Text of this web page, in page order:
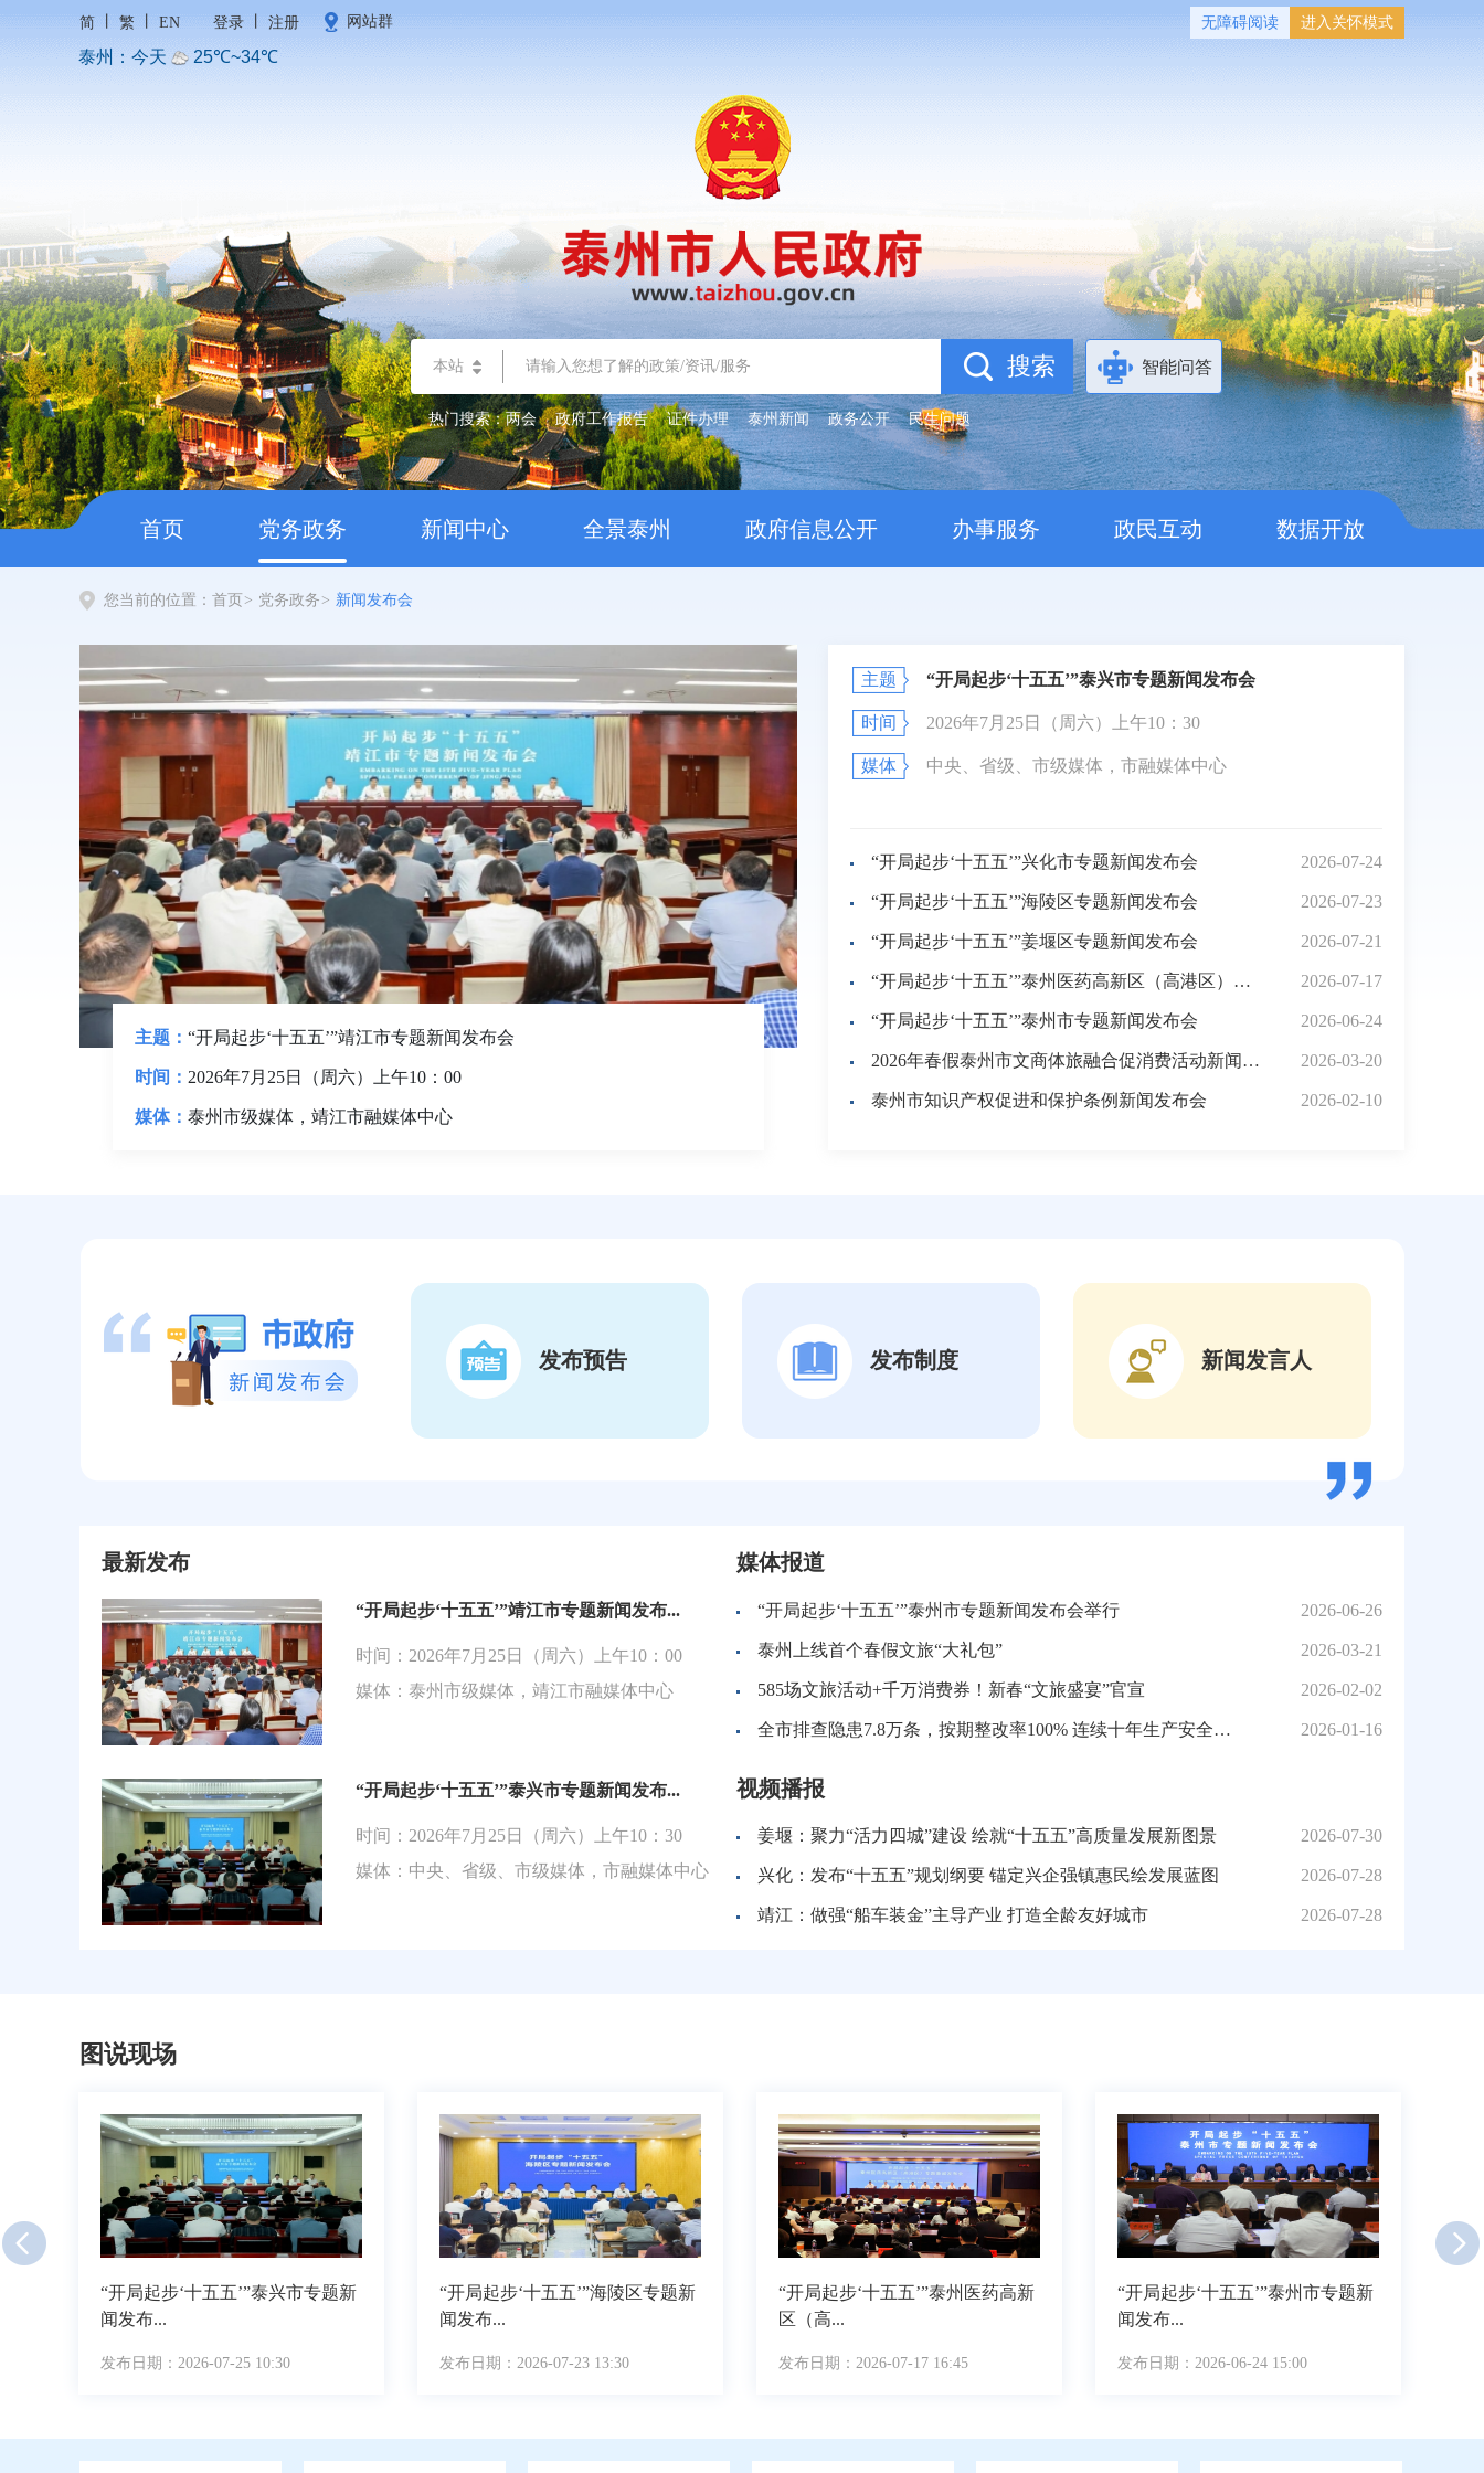
简 繁 EN 登录 注册 网站群 无障碍阅读 进入关怀模式
本站 智能问答
热门搜索：两会 政府工作报告 证件办理 泰州新闻 政务公开 民生问题
首页 党务政务 新闻中心 全景泰州 政府信息公开 办事服务 政民互动 数据开放
您当前的位置：首页 > 党务政务 > 新闻发布会
主题： “开局起步‘十五五’”靖江市专题新闻发布会
时间： 2026年7月25日（周六）上午10：00
媒体： 泰州市级媒体，靖江市融媒体中心
主题 “开局起步‘十五五’”泰兴市专题新闻发布会
时间 2026年7月25日（周六）上午10：30
媒体 中央、省级、市级媒体，市融媒体中心
“开局起步‘十五五’”兴化市专题新闻发布会 2026-07-24
“开局起步‘十五五’”海陵区专题新闻发布会 2026-07-23
“开局起步‘十五五’”姜堰区专题新闻发布会 2026-07-21
“开局起步‘十五五’”泰州医药高新区（高港区）专题新闻发布会 2026-07-17
“开局起步‘十五五’”泰州市专题新闻发布会 2026-06-24
2026年春假泰州市文商体旅融合促消费活动新闻发布会 2026-03-20
泰州市知识产权促进和保护条例新闻发布会 2026-02-10
发布预告 发布制度 新闻发言人
最新发布
“开局起步‘十五五’”靖江市专题新闻发布...
时间：2026年7月25日（周六）上午10：00
媒体：泰州市级媒体，靖江市融媒体中心
“开局起步‘十五五’”泰兴市专题新闻发布...
时间：2026年7月25日（周六）上午10：30
媒体：中央、省级、市级媒体，市融媒体中心
媒体报道
“开局起步‘十五五’”泰州市专题新闻发布会举行 2026-06-26
泰州上线首个春假文旅“大礼包” 2026-03-21
585场文旅活动+千万消费券！新春“文旅盛宴”官宣 2026-02-02
全市排查隐患7.8万条，按期整改率100% 连续十年生产安全事故“双下降” 2026-01-16
视频播报
姜堰：聚力“活力四城”建设 绘就“十五五”高质量发展新图景 2026-07-30
兴化：发布“十五五”规划纲要 锚定兴企强镇惠民绘发展蓝图 2026-07-28
靖江：做强“船车装金”主导产业 打造全龄友好城市 2026-07-28
图说现场
“开局起步‘十五五’”泰兴市专题新
闻发布...
发布日期：2026-07-25 10:30
“开局起步‘十五五’”海陵区专题新
闻发布...
发布日期：2026-07-23 13:30
“开局起步‘十五五’”泰州医药高新
区（高...
发布日期：2026-07-17 16:45
“开局起步‘十五五’”泰州市专题新
闻发布...
发布日期：2026-06-24 15:00